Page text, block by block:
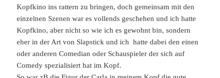
Kopfkino ins rattern zu bringen, doch gemeinsam mit den
einzelnen Szenen war es vollends geschehen und ich hatte
Kopfkino, aber nicht so wie ich es gewohnt bin, sondern
eher in der Art von Slapstick und ich hatte dabei den einen
oder anderen Comedian oder Schauspieler der sich auf
Comedy spezialisiert hat im Kopf.